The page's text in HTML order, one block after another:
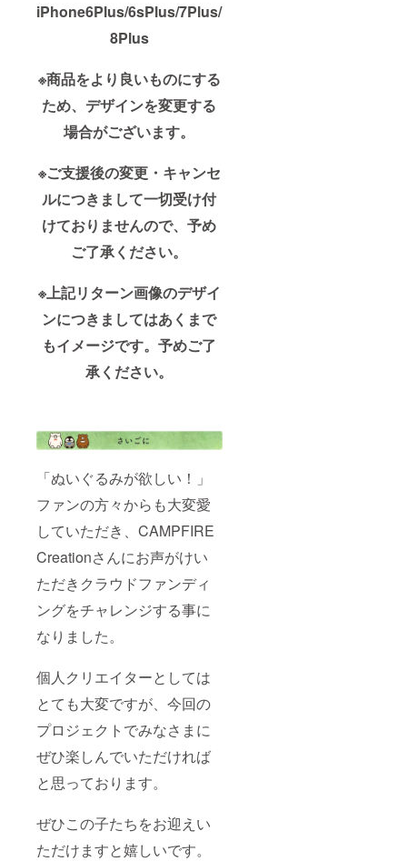
iPhone6Plus/6sPlus/7Plus/
8Plus
※商品をより良いものにする
ため、デザインを変更する
場合がございます。
※ご支援後の変更・キャンセ
ルにつきまして一切受け付
けておりませんので、予め
ご了承ください。
※上記リターン画像のデザイ
ンにつきましてはあくまで
もイメージです。予めご了
承ください。
「ぬいぐるみが欲しい！」
ファンの方々からも大変愛
していただき、CAMPFIRE
Creationさんにお声がけい
ただきクラウドファンディ
ングをチャレンジする事に
なりました。
個人クリエイターとしては
とても大変ですが、今回の
プロジェクトでみなさまに
ぜひ楽しんでいただければ
と思っております。
ぜひこの子たちをお迎えい
ただけますと嬉しいです。